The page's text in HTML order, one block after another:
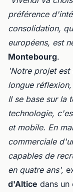
préférence
consolidation,
européens, est
Montebourg.
'Notre projet est
longue
Il se base sur la
technologie,
et mobile. En
commerciale
capables de
en quatre ans',
d'Altice dans un